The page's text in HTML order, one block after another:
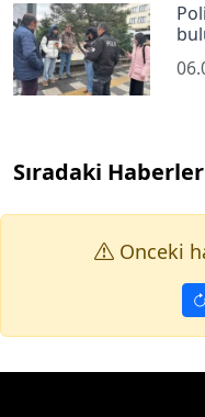
Sıradaki Haberler
Onceki